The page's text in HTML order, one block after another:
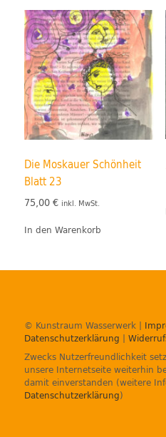
Die Moskauer Schönheit
Blatt 23
75,00€ inkl. MwSt.
In den Warenkorb
© Kunstraum Wasserwerk |
Datenschutzerklärung |
Zwecks Nutzerfreundlichkeit
unsere Internetseite weiterhin
damit einverstanden (weitere
Datenschutzerklärung)